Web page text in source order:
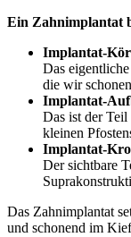
Ein Zahnimplantat
Implantat-
Das
die wir
Implantat-
Das ist der
kleinen
Implantat-
Der sichtbare
Das Zahnimplantat
und schonend im